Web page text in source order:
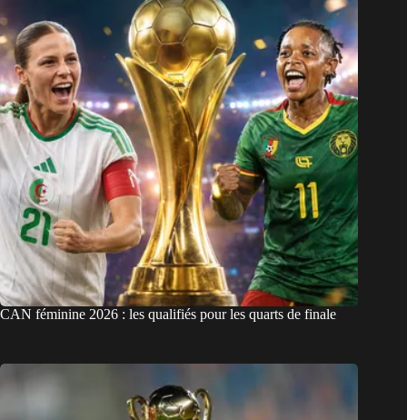
CAN féminine 2026 : les qualifiés pour les quarts de finale